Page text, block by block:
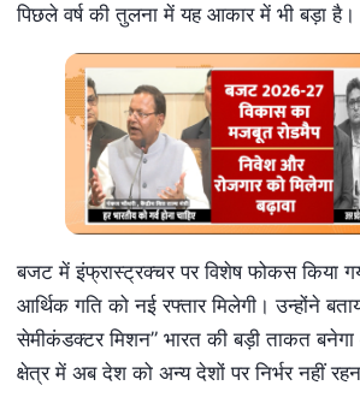
पिछले वर्ष की तुलना में यह आकार में भी बड़ा है।
बजट में इंफ्रास्ट्रक्चर पर विशेष फोकस किया
आर्थिक गति को नई रफ्तार मिलेगी। उन्होंने
सेमीकंडक्टर मिशन” भारत की बड़ी ताकत
क्षेत्र में अब देश को अन्य देशों पर निर्भर नहीं